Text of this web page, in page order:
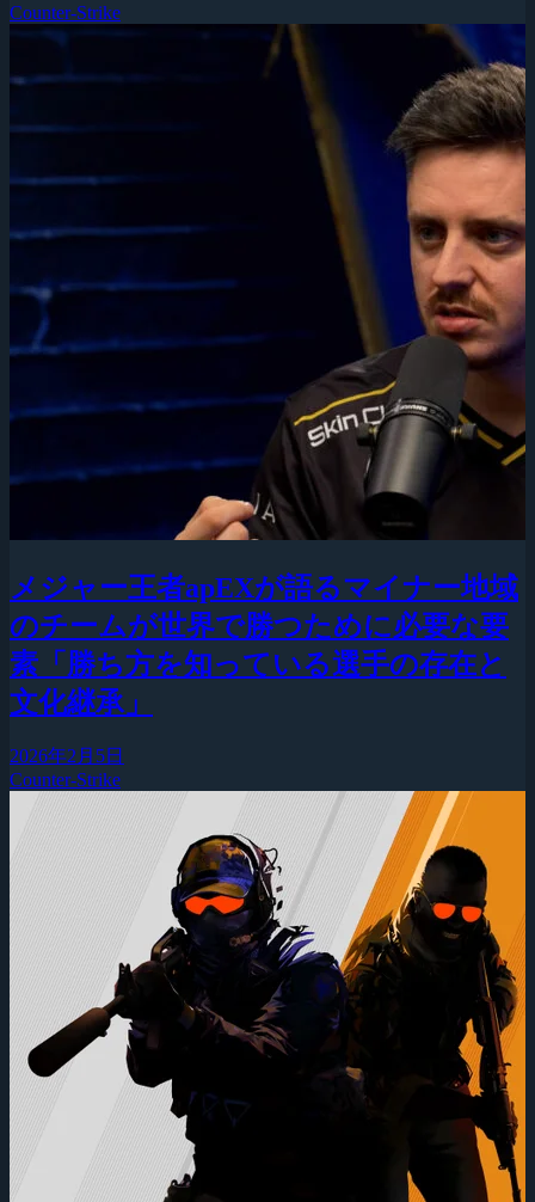
Counter-Strike
メジャー王者apEXが語るマイナー地域
のチームが世界で勝つために必要な要
素「勝ち方を知っている選手の存在と
文化継承」
2026年2月5日
Counter-Strike